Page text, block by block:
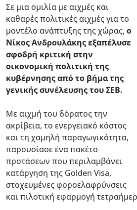
Σε μια ομιλία με αιχμές και
καθαρές πολιτικές αιχμές για το
μοντέλο ανάπτυξης της χώρας, ο
Νίκος Ανδρουλάκης εξαπέλυσε
σφοδρή κριτική στην
οικονομική πολιτική της
κυβέρνησης από το βήμα της
γενικής συνέλευσης του ΣΕΒ.
Με αιχμή του δόρατος την
ακρίβεια, το ενεργειακό κόστος
και τη χαμηλή παραγωγικότητα,
παρουσίασε ένα πακέτο
προτάσεων που περιλαμβάνει
κατάργηση της Golden Visa,
στοχευμένες φοροελαφρύνσεις
και πιλοτική εφαρμογή